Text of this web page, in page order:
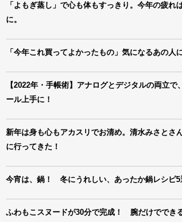
「よもぎ蒸し」で心も体もすっきり。今年の疲れ
に。
「今年これ買ってよかったもの」気になるあの人
【2022年・手帳術】アナログとデジタルの両立で
ール上手に！
新年は身も心もアカスリでお清め。清水みさとさ
に行ってきた！
今宵は、鍋！ 冬にうれしい、あったか鍋レシピ
ふわもこスヌードが30分で完成！ 腕だけででき